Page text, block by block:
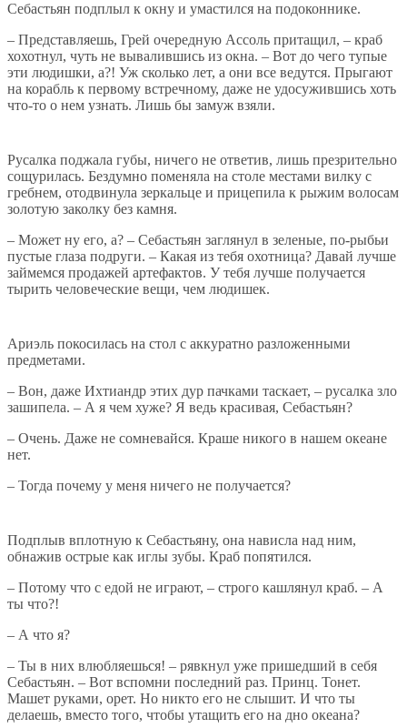
Себастьян подплыл к окну и умастился на подоконнике.
– Представляешь, Грей очередную Ассоль притащил, – краб
хохотнул, чуть не вывалившись из окна. – Вот до чего тупые
эти людишки, а?! Уж сколько лет, а они все ведутся. Прыгают
на корабль к первому встречному, даже не удосужившись хоть
что-то о нем узнать. Лишь бы замуж взяли.
Русалка поджала губы, ничего не ответив, лишь презрительно
сощурилась. Бездумно поменяла на столе местами вилку с
гребнем, отодвинула зеркальце и прицепила к рыжим волосам
золотую заколку без камня.
– Может ну его, а? – Себастьян заглянул в зеленые, по-рыбьи
пустые глаза подруги. – Какая из тебя охотница? Давай лучше
займемся продажей артефактов. У тебя лучше получается
тырить человеческие вещи, чем людишек.
Ариэль покосилась на стол с аккуратно разложенными
предметами.
– Вон, даже Ихтиандр этих дур пачками таскает, – русалка зло
зашипела. – А я чем хуже? Я ведь красивая, Себастьян?
– Очень. Даже не сомневайся. Краше никого в нашем океане
нет.
– Тогда почему у меня ничего не получается?
Подплыв вплотную к Себастьяну, она нависла над ним,
обнажив острые как иглы зубы. Краб попятился.
– Потому что с едой не играют, – строго кашлянул краб. – А
ты что?!
– А что я?
– Ты в них влюбляешься! – рявкнул уже пришедший в себя
Себастьян. – Вот вспомни последний раз. Принц. Тонет.
Машет руками, орет. Но никто его не слышит. И что ты
делаешь, вместо того, чтобы утащить его на дно океана?